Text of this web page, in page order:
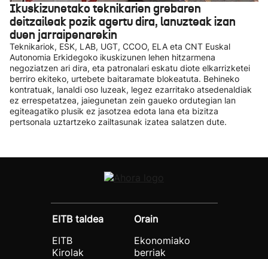
Ikuskizunetako teknikarien grebaren
deitzaileak pozik agertu dira, lanuzteak izan
duen jarraipenarekin
Teknikariok, ESK, LAB, UGT, CCOO, ELA eta CNT Euskal
Autonomia Erkidegoko ikuskizunen lehen hitzarmena
negoziatzen ari dira, eta patronalari eskatu diote elkarrizketei
berriro ekiteko, urtebete baitaramate blokeatuta. Behineko
kontratuak, lanaldi oso luzeak, legez ezarritako atsedenaldiak
ez errespetatzea, jaiegunetan zein gaueko ordutegian lan
egiteagatiko plusik ez jasotzea edota lana eta bizitza
pertsonala uztartzeko zailtasunak izatea salatzen dute.
EITB taldea
EITB
Kirolak
Orain
Ekonomiako
berriak